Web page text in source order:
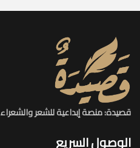
قصيدة: منصة إبداعية للشعر والشعراء
الوصول السريع